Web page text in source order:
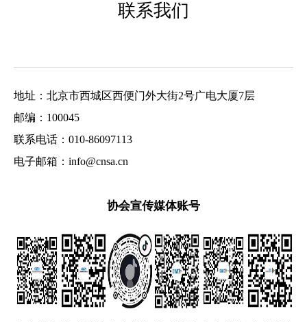
联系我们
地址：北京市西城区西便门外大街2号广电大厦7层
邮编：100045
联系电话：010-86097113
电子邮箱：info@cnsa.cn
协会宣传媒体账号